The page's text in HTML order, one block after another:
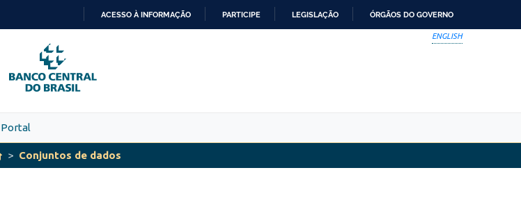
PARA
O
CONTEÚDO
ACESSO À INFORMAÇÃO PARTICIPE LEGISLAÇÃO ÓRGÃOS DO GOVERNO
ENGLISH
Conjuntos de dados